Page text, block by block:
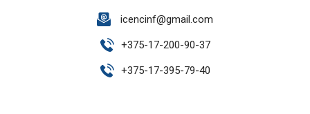
icencinf@gmail.com
+375-17-200-90-37
+375-17-395-79-40